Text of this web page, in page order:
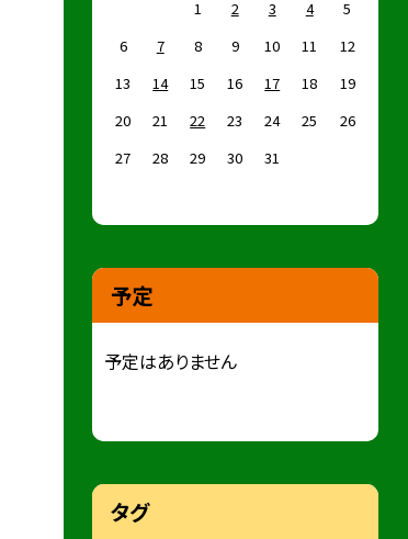
1 2 3 4
5
6
7 8 9 10 11
12
13
14 15 16 17 18
19
20
21 22 23 24 25
26
27
28 29 30 31
予定
予定はありません
タグ